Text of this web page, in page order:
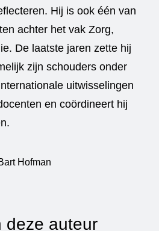
Hij is ook één van
achter het vak Zorg,
De laatste jaren zette hij
zijn schouders onder
uitwisselingen
en coördineert hij
Hofman
deze auteur